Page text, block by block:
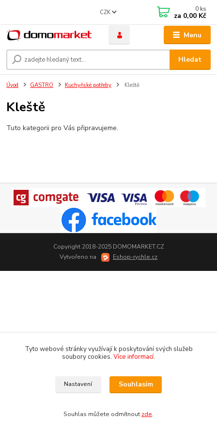
Menu
CZK
Hledat
0 ks
za 0,00 Kč
Úvod GASTRO Kuchyňské potřeby Kleště
Kleště
Tuto kategorii pro Vás připravujeme.
Copyright 2018-2025 DOMOMARKET.CZ
Vytvořeno na
Eshop-rychle.cz
Tyto webové stránky využívají k poskytování svých služeb
soubory cookies. Více informací.
Nastavení Souhlasím
Souhlas můžete odmítnout zde.